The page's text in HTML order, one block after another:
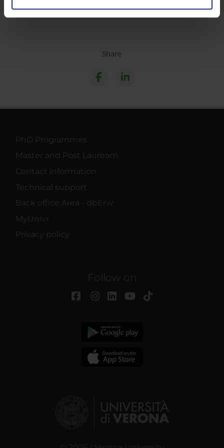
analizzare il nostro traffico. Condividiamo inoltre
con altre informazioni che hai fornito loro o che hanno
Share
PhD Programmes
Master and Post Lauream
Contact information
Technical support
Back office Area - dbErw
MyUnivr
Privacy policy
Follow on